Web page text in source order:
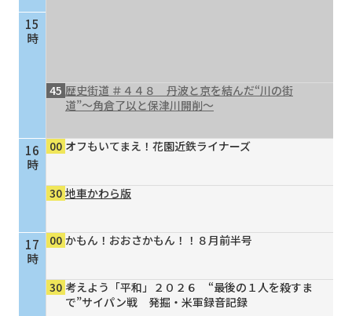
15
時
16
時
17
時
45 歴史街道 ＃４４８ 丹波と京を結んだ“川の街
道”～角倉了以と保津川開削～
00 オフもいてまえ！花園近鉄ライナーズ
30 地車かわら版
00 かもん！おおさかもん！！８月前半号
30 考えよう「平和」２０２６ “最後の１人を殺すま
で”サイパン戦 発掘・米軍録音記録